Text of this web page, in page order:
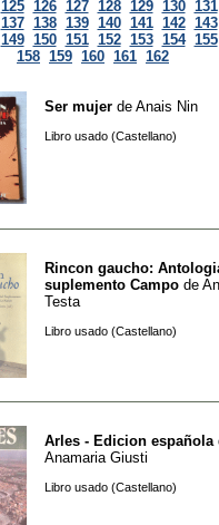
125 126 127 128 129 130 131
137 138 139 140 141 142 143
149 150 151 152 153 154 155
158 159 160 161 162
Ser mujer de Anais Nin
Libro usado (Castellano)
Rincon gaucho:
suplemento Campo de
Testa
Libro usado (Castellano)
Arles - Edicion española
Anamaria Giusti
Libro usado (Castellano)